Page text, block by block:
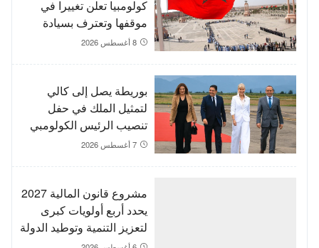
كولومبيا تعلن تغييرا في
موقفها وتعترف بسيادة
المغرب على صحرائه
8 أغسطس 2026
بوريطة يصل إلى كالي
لتمثيل الملك في حفل
تنصيب الرئيس الكولومبي
الجديد
7 أغسطس 2026
مشروع قانون المالية 2027
يحدد أربع أولويات كبرى
لتعزيز التنمية وتوطيد الدولة
الاجتماعية